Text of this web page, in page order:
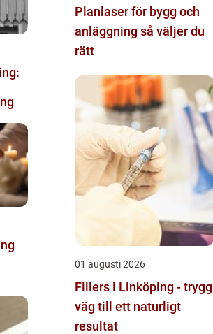
Planlaser för bygg och
anläggning så väljer du
rätt
01 augusti 2026
Fillers i Linköping - trygg
väg till ett naturligt
resultat